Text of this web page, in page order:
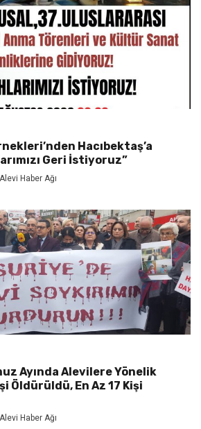
Hacıbektaş’a
Geri İstiyoruz”
Alevi Haber Ağı
Ayında Alevilere Yönelik
Öldürüldü, En Az 17 Kişi
Alevi Haber Ağı